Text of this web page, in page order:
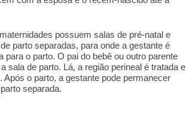
possuem salas de pré-natal e
parto separadas, para onde a gestante é
para o parto. O pai do bebê ou outro parente
sala de parto. Lá, a região perineal é tratada e
o parto, a gestante pode permanecer
separada.